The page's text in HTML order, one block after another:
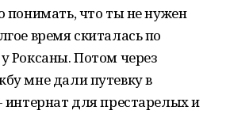
понимать, что ты не нужен
время скиталась по
Роксаны. Потом через
мне дали путевку в
интернат для престарелых и